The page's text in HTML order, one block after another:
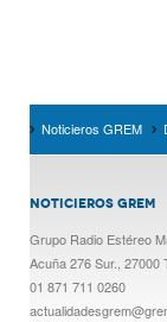
Noticieros GREM
NOTICIEROS GREM
Grupo Radio Estéreo
Acuña 276 Sur., 27000
01 871 711 0260